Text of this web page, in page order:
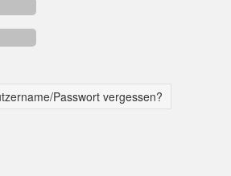
Passwort vergessen?